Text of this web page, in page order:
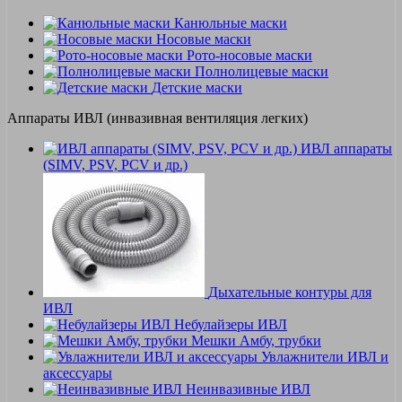
Канюльные маски
Носовые маски
Рото-носовые маски
Полнолицевые маски
Детские маски
Аппараты ИВЛ (инвазивная вентиляция легких)
ИВЛ аппараты
(SIMV, PSV, PCV и др.)
Дыхательные контуры для
ИВЛ
Небулайзеры ИВЛ
Мешки Амбу, трубки
Увлажнители ИВЛ и
аксессуары
Неинвазивные ИВЛ